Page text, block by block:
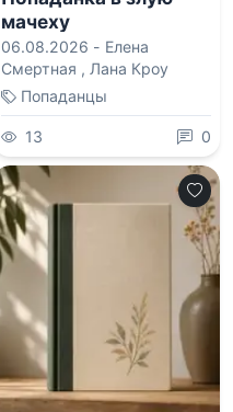
мачеху
06.08.2026 - Елена
Смертная , Лана Кроу
Попаданцы
13 0